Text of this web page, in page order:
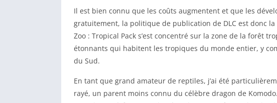
Il est bien connu que les coûts augmentent et que les
gratuitement, la politique de publication de DLC est donc
Zoo : Tropical Pack s’est concentré sur la zone de la forêt
étonnants qui habitent les tropiques du monde entier, y
du Sud.
En tant que grand amateur de reptiles, j’ai été
rayé, un parent moins connu du célèbre dragon de